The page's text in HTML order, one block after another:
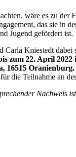
wäre es zu
das sie in
Jugend gefördert ist.
Kniestedt dabei
zum 22. April 2022
16515 Oranienburg.
die Teilnahme an
Nachweis